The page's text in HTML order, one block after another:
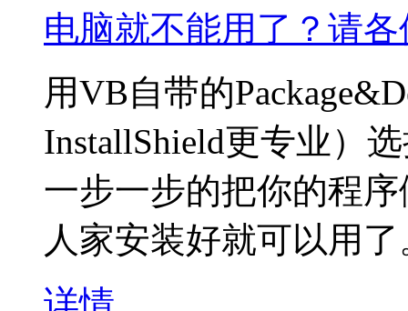
电脑就不能用了？请
用VB自带的
InstallShield更专业）
一步一步的把你的程
人家安装好就可以用了
详情